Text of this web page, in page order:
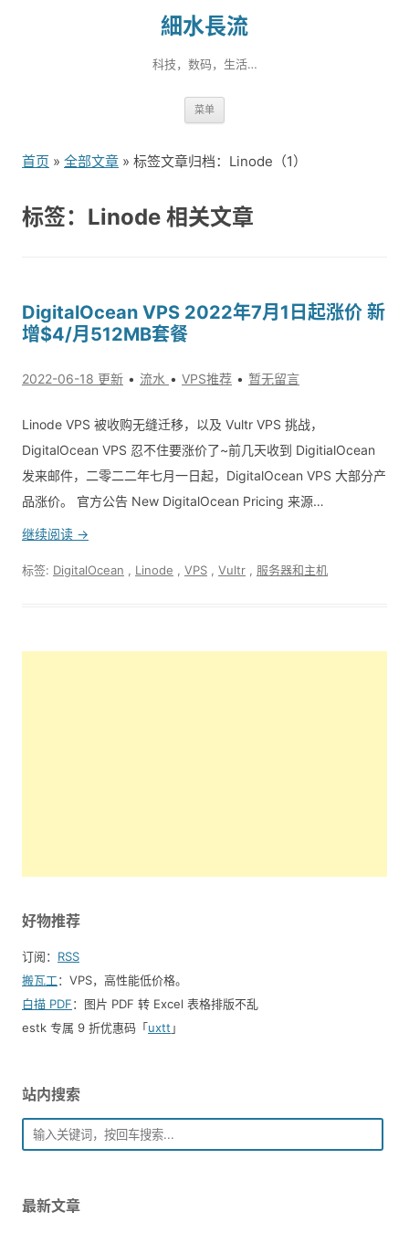
細水長流
科技，数码，生活…
菜单
到
首页 » 全部文章 » 标签文章归档：Linode（1）
标签：Linode 相关文章
DigitalOcean VPS 2022年7月1日起涨价 新
增$4/月512MB套餐
2022-06-18 更新 流水 VPS推荐 暂无留言
Linode VPS 被收购无缝迁移，以及 Vultr VPS 挑战，
DigitalOcean VPS 忍不住要涨价了~前几天收到 DigitialOcean
发来邮件，二零二二年七月一日起，DigitalOcean VPS 大部分产
品涨价。 官方公告 New DigitalOcean Pricing 来源…
继续阅读 →
标签: DigitalOcean Linode VPS Vultr 服务器和主机
好物推荐
订阅： RSS
搬瓦工：VPS，高性能低价格。️
白描 PDF：图片 PDF 转 Excel 表格排版不乱
estk 专属 9 折优惠码「uxtt 」
站内搜索
最新文章